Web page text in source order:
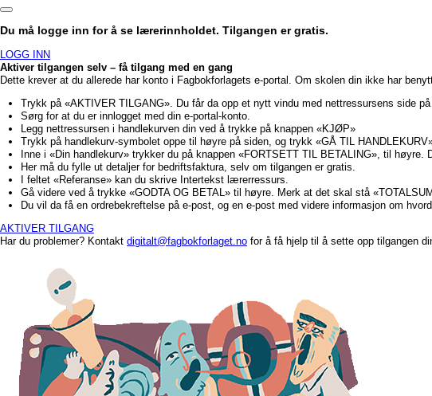
Du må logge inn for å se lærerinnholdet. Tilgangen er gratis.
LOGG INN
Aktiver tilgangen selv – få tilgang med en gang
Dette krever at du allerede har konto i Fagbokforlagets e-portal. Om skolen din ikke har
Trykk på «AKTIVER TILGANG». Du får da opp et nytt vindu med nettressursens side på
Sørg for at du er innlogget med din e-portal-konto.
Legg nettressursen i handlekurven din ved å trykke på knappen «KJØP»
Trykk på handlekurv-symbolet oppe til høyre på siden, og trykk «GÅ TIL
Inne i «Din handlekurv» trykker du på knappen «FORTSETT TIL BETALING», til høyre.
Her må du fylle ut detaljer for bedriftsfaktura, selv om tilgangen er gratis.
I feltet «Referanse» kan du skrive Intertekst lærerressurs.
Gå videre ved å trykke «GODTA OG BETAL» til høyre. Merk at det skal stå
Du vil da få en ordrebekreftelse på e-post, og en e-post med videre informasjon om
AKTIVER TILGANG
Har du problemer? Kontakt digitalt@fagbokforlaget.no for å få hjelp til å sette opp tilgangen